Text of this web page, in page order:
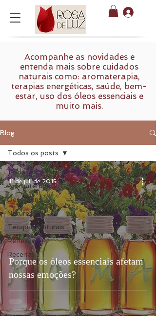
Acompanhe as novidades e
entenda mais sobre cuidados
naturais como: aromaterapia,
terapias energéticas, saúde, bem-
estar, uso dos óleos essenciais e
muito mais.
Blog
Todos os posts
Aromaterapia
Desordens
Natureza
Terapias Naturais
Reflexão
Receitas
Todos os posts
Porque os óleos essenciais afetam
nossas emoções?
11 de jul. de 2015